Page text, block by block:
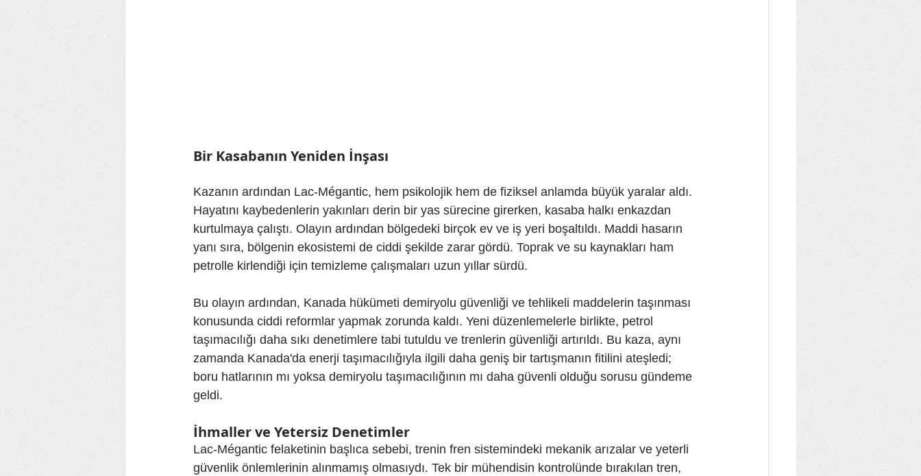
Bir Kasabanın Yeniden İnşası
Kazanın ardından Lac-Mégantic, hem psikolojik hem de fiziksel anlamda büyük yaralar aldı.
Hayatını kaybedenlerin yakınları derin bir yas sürecine girerken, kasaba halkı enkazdan
kurtulmaya çalıştı. Olayın ardından bölgedeki birçok ev ve iş yeri boşaltıldı. Maddi hasarın
yanı sıra, bölgenin ekosistemi de ciddi şekilde zarar gördü. Toprak ve su kaynakları ham
petrolle kirlendiği için temizleme çalışmaları uzun yıllar sürdü.
Bu olayın ardından, Kanada hükümeti demiryolu güvenliği ve tehlikeli maddelerin taşınması
konusunda ciddi reformlar yapmak zorunda kaldı. Yeni düzenlemelerle birlikte, petrol
taşımacılığı daha sıkı denetimlere tabi tutuldu ve trenlerin güvenliği artırıldı. Bu kaza, aynı
zamanda Kanada'da enerji taşımacılığıyla ilgili daha geniş bir tartışmanın fitilini ateşledi;
boru hatlarının mı yoksa demiryolu taşımacılığının mı daha güvenli olduğu sorusu gündeme
geldi.
İhmaller ve Yetersiz Denetimler
Lac-Mégantic felaketinin başlıca sebebi, trenin fren sistemindeki mekanik arızalar ve yeterli
güvenlik önlemlerinin alınmamış olmasıydı. Tek bir mühendisin kontrolünde bırakılan tren,